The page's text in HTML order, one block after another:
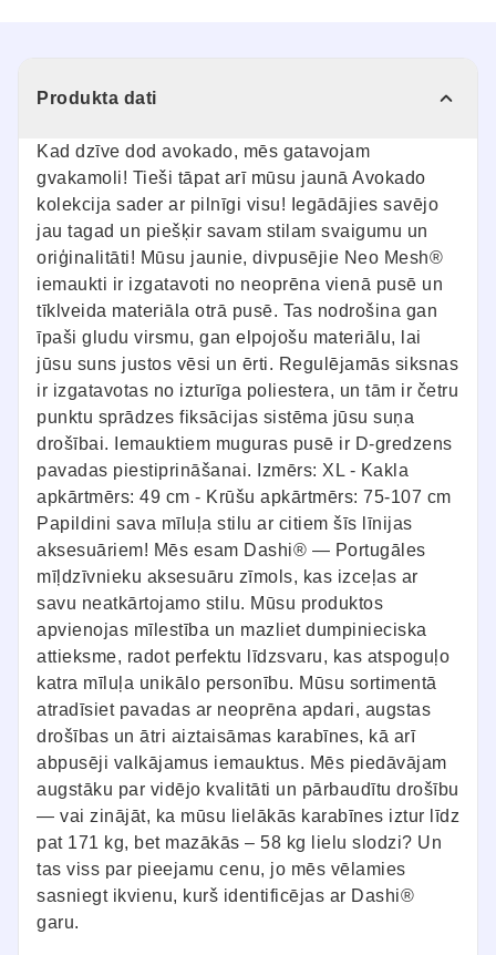
Produkta dati
Kad dzīve dod avokado, mēs gatavojam
gvakamoli! Tieši tāpat arī mūsu jaunā Avokado
kolekcija sader ar pilnīgi visu! Iegādājies savējo
jau tagad un piešķir savam stilam svaigumu un
oriģinalitāti! Mūsu jaunie, divpusējie Neo Mesh®
iemaukti ir izgatavoti no neoprēna vienā pusē un
tīklveida materiāla otrā pusē. Tas nodrošina gan
īpaši gludu virsmu, gan elpojošu materiālu, lai
jūsu suns justos vēsi un ērti. Regulējamās siksnas
ir izgatavotas no izturīga poliestera, un tām ir četru
punktu sprādzes fiksācijas sistēma jūsu suņa
drošībai. Iemauktiem muguras pusē ir D-gredzens
pavadas piestiprināšanai. Izmērs: XL - Kakla
apkārtmērs: 49 cm - Krūšu apkārtmērs: 75-107 cm
Papildini sava mīluļa stilu ar citiem šīs līnijas
aksesuāriem! Mēs esam Dashi® — Portugāles
mīļdzīvnieku aksesuāru zīmols, kas izceļas ar
savu neatkārtojamo stilu. Mūsu produktos
apvienojas mīlestība un mazliet dumpinieciska
attieksme, radot perfektu līdzsvaru, kas atspoguļo
katra mīluļa unikālo personību. Mūsu sortimentā
atradīsiet pavadas ar neoprēna apdari, augstas
drošības un ātri aiztaisāmas karabīnes, kā arī
abpusēji valkājamus iemauktus. Mēs piedāvājam
augstāku par vidējo kvalitāti un pārbaudītu drošību
— vai zinājāt, ka mūsu lielākās karabīnes iztur līdz
pat 171 kg, bet mazākās – 58 kg lielu slodzi? Un
tas viss par pieejamu cenu, jo mēs vēlamies
sasniegt ikvienu, kurš identificējas ar Dashi®
garu.